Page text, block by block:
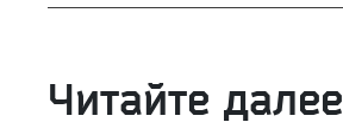
Читайте далее